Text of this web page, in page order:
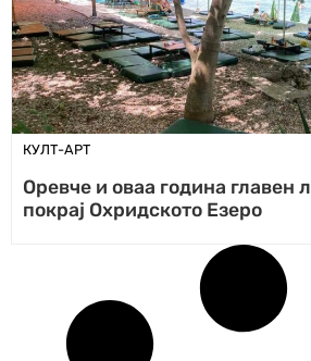
КУЛТ-АРТ
Оревче и оваа година главен
покрај Охридското Езеро